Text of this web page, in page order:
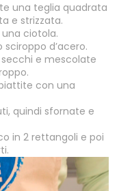
una teglia quadrata
e strizzata.
ciotola.
d’acero.
e mescolate
con una
quindi sfornate e
in 2 rettangoli e poi